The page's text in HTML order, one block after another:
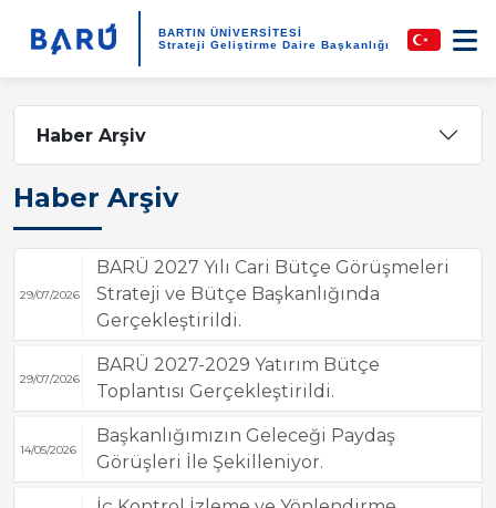
BARTIN ÜNİVERSİTESİ
Strateji Geliştirme Daire Başkanlığı
Haber Arşiv
Haber Arşiv
29/07/2026
BARÜ 2027 Yılı Cari Bütçe Görüşmeleri
Strateji ve Bütçe Başkanlığında
Gerçekleştirildi.
29/07/2026
BARÜ 2027-2029 Yatırım Bütçe
Toplantısı Gerçekleştirildi.
14/05/2026
Başkanlığımızın Geleceği Paydaş
Görüşleri İle Şekilleniyor.